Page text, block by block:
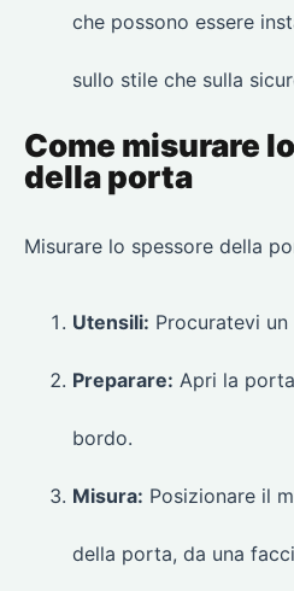
che possono essere
sullo stile che sulla
Come misurare
della porta
Misurare lo spessore della
Utensili: Procuratevi
Preparare: Apri la
bordo.
Misura: Posizionare il
della porta, da una